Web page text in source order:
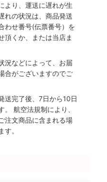
より、運送に遅れが生
れの状況は、商品発送
わせ番号(伝票番号）を
頂くか、または当店ま
況などによって、お届
合がございますのでご
送完了後、7日から10日
航空法規制により、
注文商品に含まれる場
。